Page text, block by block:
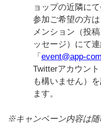
ョップの近隣に
参加ご希望の方
メンション（投
ッセージ）にて
「 event@app-
Twitterアカウン
も構いません）
ます。
※キャンペーン内容は